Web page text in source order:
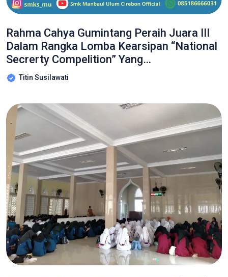
Rahma Cahya Gumintang Peraih Juara III
Dalam Rangka Lomba Kearsipan “National
Secrerty Compelition” Yang
Diselenggarakan Oleh Prodi Sekretaris D-III
Fakultas Ekonomi Dan Bisnis Universitas
Titin Susilawati